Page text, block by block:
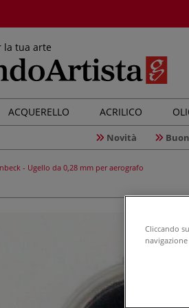
la tua arte
ACQUERELLO ACRILICO
Novità
- Ugello da 0,28 mm per aerografo
Cliccando